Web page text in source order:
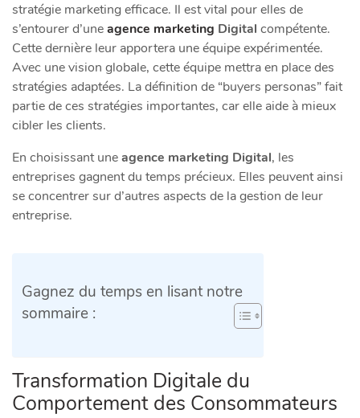
stratégie marketing efficace. Il est vital pour elles de
s’entourer d’uneagence marketing Digital compétente.
Cette dernière leur apportera une équipe expérimentée.
Avec une vision globale, cette équipe mettra en place des
stratégies adaptées. La définition de “buyers personas” fait
partie de ces stratégies importantes, car elle aide à mieux
cibler les clients.
En choisissant uneagence marketing Digital, les
entreprises gagnent du temps précieux. Elles peuvent ainsi
se concentrer sur d’autres aspects de la gestion de leur
entreprise.
Gagnez du temps en lisant notre
sommaire :
Transformation Digitale du
Comportement des Consommateurs